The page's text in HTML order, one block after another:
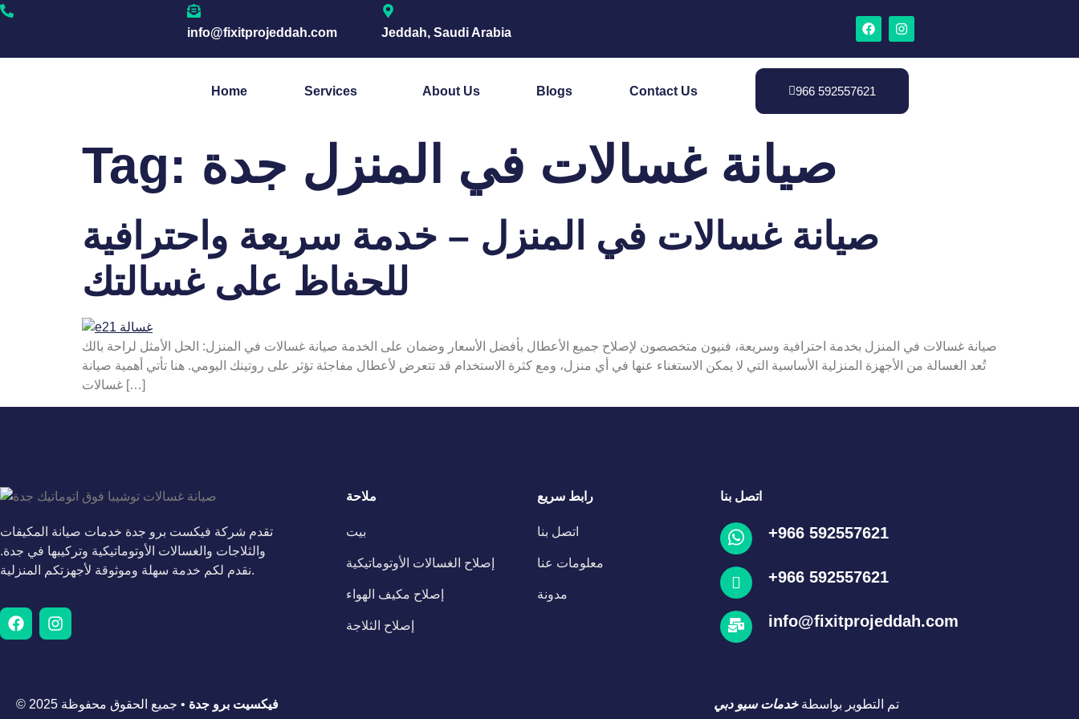
info@fixitprojeddah.com Jeddah, Saudi Arabia
Home Services About Us Blogs Contact Us 966 592557621
Tag: صيانة غسالات في المنزل جدة
صيانة غسالات في المنزل – خدمة سريعة واحترافية
للحفاظ على غسالتك
صيانة غسالات في المنزل بخدمة احترافية وسريعة، فنيون متخصصون لإصلاح جميع الأعطال بأفضل الأسعار وضمان على الخدمة صيانة غسالات في المنزل: الحل الأمثل لراحة بالك
تُعد الغسالة من الأجهزة المنزلية الأساسية التي لا يمكن الاستغناء عنها في أي منزل، ومع كثرة الاستخدام قد تتعرض لأعطال مفاجئة تؤثر على روتينك اليومي. هنا تأتي أهمية صيانة
غسالات […]
تقدم شركة فيكست برو جدة خدمات صيانة المكيفات
والثلاجات والغسالات الأوتوماتيكية وتركيبها في جدة.
نقدم لكم خدمة سهلة وموثوقة لأجهزتكم المنزلية.
ملاحة
بيت
إصلاح الغسالات الأوتوماتيكية
إصلاح مكيف الهواء
إصلاح الثلاجة
رابط سريع
اتصل بنا
معلومات عنا
مدونة
اتصل بنا
+966 592557621
+966 592557621
info@fixitprojeddah.com
© 2025 فيكسيت برو جدة • جميع الحقوق محفوظة تم التطوير بواسطة خدمات سيو دبي